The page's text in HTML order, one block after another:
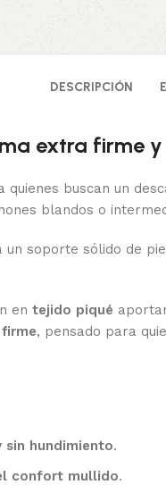
DESCRIPCIÓN
extra firme
quienes buscan un
blandos o
un soporte sólido de
en tejido piqué
, pensado para
sin hundimiento.
confort mullido.